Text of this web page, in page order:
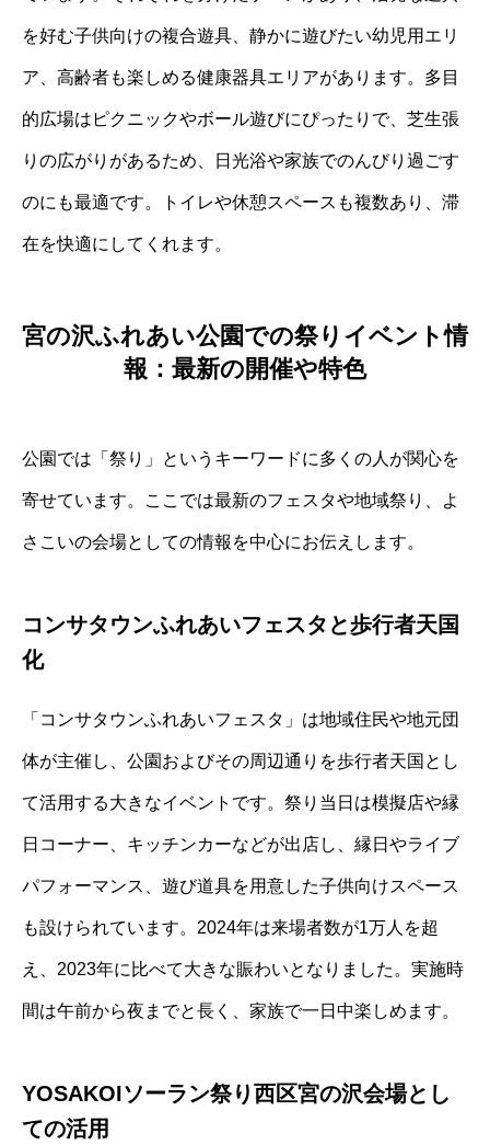
を好む子供向けの複合遊具、静かに遊びたい幼児用エリ
ア、高齢者も楽しめる健康器具エリアがあります。多目
的広場はピクニックやボール遊びにぴったりで、芝生張
りの広がりがあるため、日光浴や家族でのんびり過ごす
のにも最適です。トイレや休憩スペースも複数あり、滞
在を快適にしてくれます。
宮の沢ふれあい公園での祭りイベント情
報：最新の開催や特色
公園では「祭り」というキーワードに多くの人が関心を
寄せています。ここでは最新のフェスタや地域祭り、よ
さこいの会場としての情報を中心にお伝えします。
コンサタウンふれあいフェスタと歩行者天国
化
「コンサタウンふれあいフェスタ」は地域住民や地元団
体が主催し、公園およびその周辺通りを歩行者天国とし
て活用する大きなイベントです。祭り当日は模擬店や縁
日コーナー、キッチンカーなどが出店し、縁日やライブ
パフォーマンス、遊び道具を用意した子供向けスペース
も設けられています。2024年は来場者数が1万人を超
え、2023年に比べて大きな賑わいとなりました。実施時
間は午前から夜までと長く、家族で一日中楽しめます。
YOSAKOIソーラン祭り西区宮の沢会場とし
ての活用